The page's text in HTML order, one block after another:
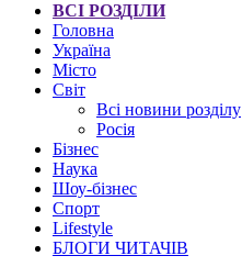
ВСІ РОЗДІЛИ
Головна
Україна
Місто
Світ
Всі новини розділу
Росія
Бізнес
Наука
Шоу-бізнес
Спорт
Lifestyle
БЛОГИ ЧИТАЧІВ